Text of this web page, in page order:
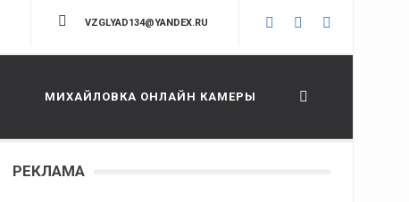
VZGLYAD134@YANDEX.RU
МИХАЙЛОВКА ОНЛАЙН КАМЕРЫ
РЕКЛАМА